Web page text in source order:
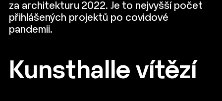
za architekturu 2022. Je to nejvyšší počet
přihlášených projektů po covidové
pandemii.
Kunsthalle vítězí